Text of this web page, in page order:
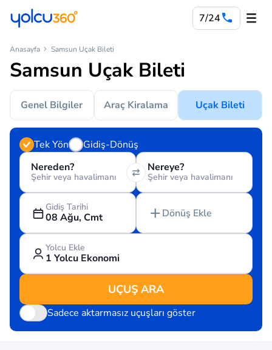
7/24
Anasayfa Samsun Uçak Bileti
Samsun Uçak Bileti
Genel Bilgiler Araç Kiralama Uçak Bileti
Tek Yön
Gidiş-Dönüş
Nereden?
Şehir veya havalimanı
Nereye?
Şehir veya havalimanı
Gidiş Tarihi
08 Ağu, Cmt Dönüş Ekle
Yolcu Ekle
1 Yolcu Ekonomi
UÇUŞ ARA
Sadece aktarmasız uçuşları göster